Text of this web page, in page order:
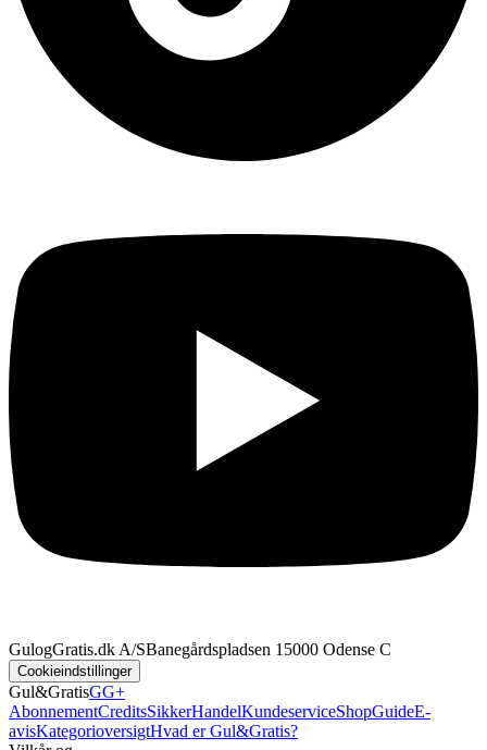
GulogGratis.dk A/SBanegårdspladsen 1 5000 Odense C
Cookieindstillinger
Gul&GratisGG+
AbonnementCreditsSikkerHandelKundeserviceShopGuideE-
avisKategorioversigtHvad er Gul&Gratis?